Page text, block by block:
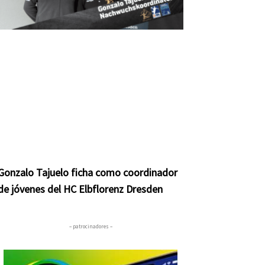
Tajuelo ficha como coordinador
jóvenes del HC Elbflorenz Dresden
– patrocinadores –